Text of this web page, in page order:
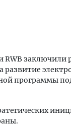
RWB заключили
развитие
программы